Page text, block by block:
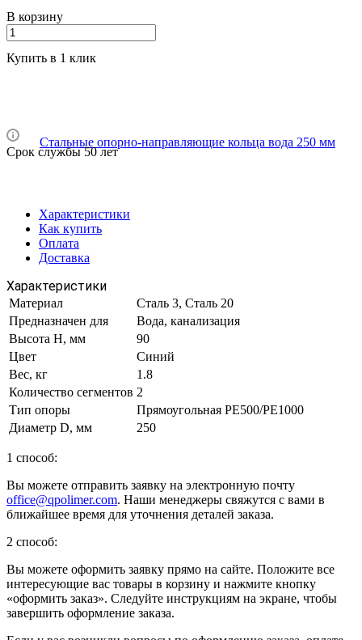
В корзину
Купить в 1 клик
Срок службы 50 лет
Характеристики
Как купить
Оплата
Доставка
Характеристики
Материал
Сталь 3, Сталь 20
Предназначен для
Вода, канализация
Высота H, мм
90
Цвет
Синий
Вес, кг
1.8
Количество сегментов 2
Тип опоры
Прямоугольная PE500/PE1000
Диаметр D, мм
250
1 способ:
Вы можете отправить заявку на электронную почту
office@qpolimer.com. Наши менеджеры свяжутся с вами в
ближайшее время для уточнения деталей заказа.
2 способ:
Вы можете оформить заявку прямо на сайте. Положите все
интересующие вас товары в корзину и нажмите кнопку
«оформить заказ». Следуйте инструкциям на экране, чтобы
завершить оформление заказа.